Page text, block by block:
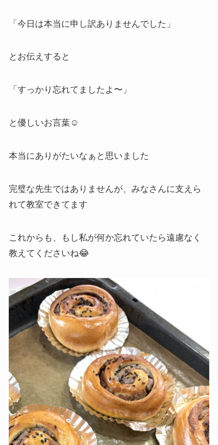
「今日は本当に申し訳ありませんでした」
とお伝えすると
「すっかり忘れてましたよ〜」
と優しいお言葉☺️
本当にありがたいなぁと思いました
完璧な先生ではありませんが、みなさんに支えら
れて教室できてます
これからも、もし私が何か忘れていたら遠慮なく
教えてくださいね😂